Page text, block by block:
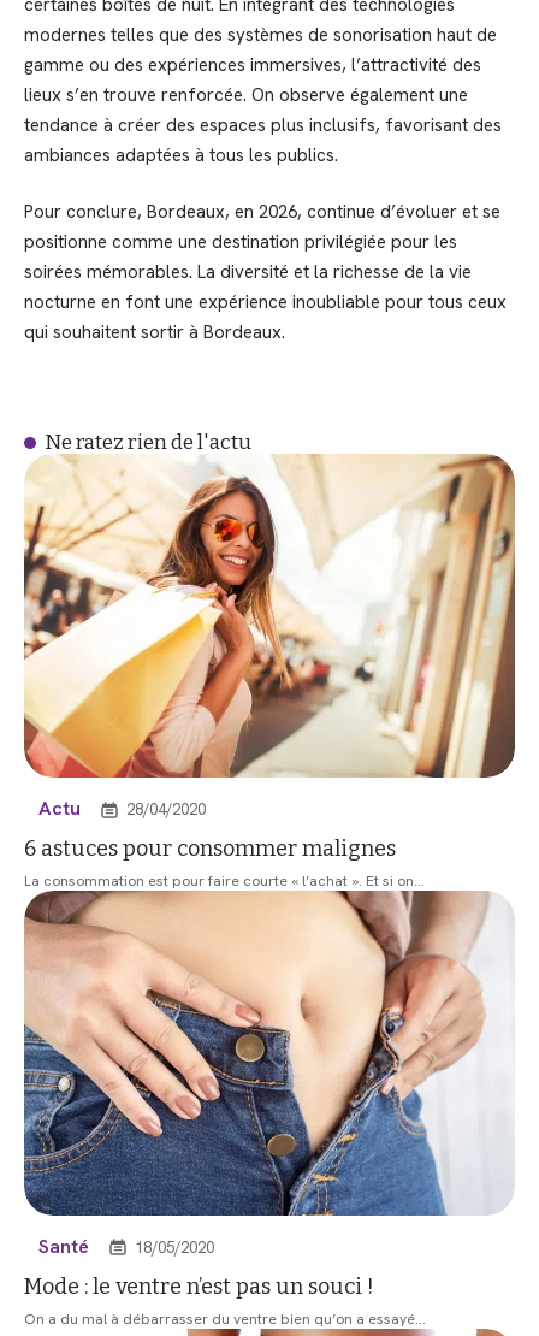
modernes telles que des systèmes de sonorisation haut de
gamme ou des expériences immersives, l’attractivité des
lieux s’en trouve renforcée. On observe également une
tendance à créer des espaces plus inclusifs, favorisant des
ambiances adaptées à tous les publics.
Pour conclure, Bordeaux, en 2026, continue d’évoluer et se
positionne comme une destination privilégiée pour les
soirées mémorables. La diversité et la richesse de la vie
nocturne en font une expérience inoubliable pour tous ceux
qui souhaitent sortir à Bordeaux.
Ne ratez rien de l'actu
Actu 28/04/2020
6 astuces pour consommer malignes
La consommation est pour faire courte « l’achat ». Et si on…
Santé 18/05/2020
Mode : le ventre n’est pas un souci !
On a du mal à débarrasser du ventre bien qu’on a essayé…